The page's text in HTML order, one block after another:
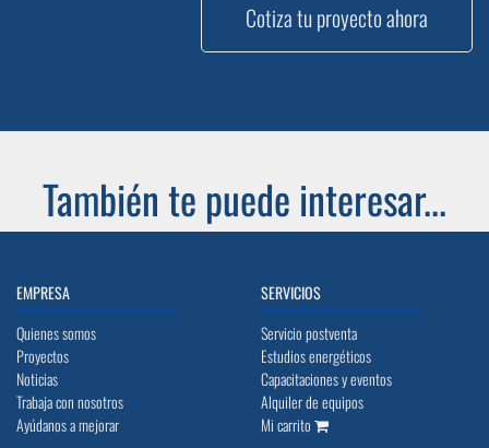
Cotiza tu proyecto ahora
También te puede interesar...
EMPRESA
Quienes somos
Proyectos
Noticias
Trabaja con nosotros
Ayúdanos a mejorar
SERVICIOS
Servicio postventa
Estudios energéticos
Capacitaciones y eventos
Alquiler de equipos
Mi carrito